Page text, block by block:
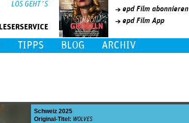
LESERSERVICE
epd Film abonnieren
epd Film App
TIPPS BLOG ARCHIV
Schweiz 2025
Original-Titel: WOLVES